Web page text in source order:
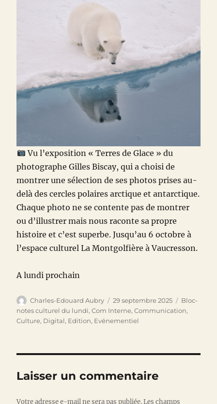
Vu l’exposition « Terres de Glace » du
photographe Gilles Biscay, qui a choisi de
montrer une sélection de ses photos prises au-
delà des cercles polaires arctique et antarctique.
Chaque photo ne se contente pas de montrer
ou d’illustrer mais nous raconte sa propre
histoire et c’est superbe. Jusqu’au 6 octobre à
l’espace culturel La Montgolfière à Vaucresson.
A lundi prochain
Auteur
Charles-Edouard Aubry
Publié
le
29 septembre 2025 Catégories
Bloc-
notes culturel du lundi,Com Interne,Communication,
Culture, Digital, Edition, Evénementiel
Laisser un commentaire
Votre adresse e-mail ne sera pas publiée. Les champs